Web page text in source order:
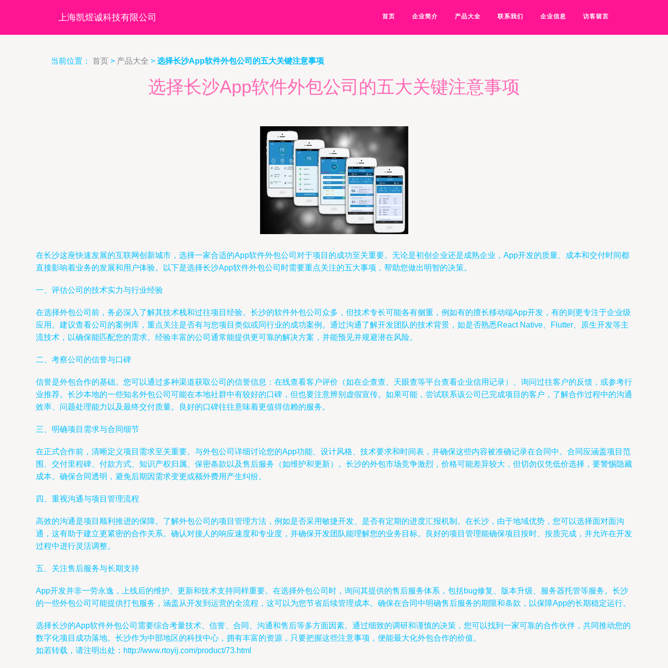
上海凯煜诚科技有限公司 首页 企业简介 产品大全 联系我们 企业信息 访客留言
当前位置： 首页 > 产品大全 > 选择长沙App软件外包公司的五大关键注意事项
选择长沙App软件外包公司的五大关键注意事项
在长沙这座快速发展的互联网创新城市，选择一家合适的App软件外包公司对于项目的成功至关重要。无论是初创企业还是成熟企业，App开发的质量、成本和交付时间都
直接影响着业务的发展和用户体验。以下是选择长沙App软件外包公司时需要重点关注的五大事项，帮助您做出明智的决策。
一、评估公司的技术实力与行业经验
在选择外包公司前，务必深入了解其技术栈和过往项目经验。长沙的软件外包公司众多，但技术专长可能各有侧重，例如有的擅长移动端App开发，有的则更专注于企业级
应用。建议查看公司的案例库，重点关注是否有与您项目类似或同行业的成功案例。通过沟通了解开发团队的技术背景，如是否熟悉React Native、Flutter、原生开发等主
流技术，以确保能匹配您的需求。经验丰富的公司通常能提供更可靠的解决方案，并能预见并规避潜在风险。
二、考察公司的信誉与口碑
信誉是外包合作的基础。您可以通过多种渠道获取公司的信誉信息：在线查看客户评价（如在企查查、天眼查等平台查看企业信用记录）、询问过往客户的反馈，或参考行
业推荐。长沙本地的一些知名外包公司可能在本地社群中有较好的口碑，但也要注意辨别虚假宣传。如果可能，尝试联系该公司已完成项目的客户，了解合作过程中的沟通
效率、问题处理能力以及最终交付质量。良好的口碑往往意味着更值得信赖的服务。
三、明确项目需求与合同细节
在正式合作前，清晰定义项目需求至关重要。与外包公司详细讨论您的App功能、设计风格、技术要求和时间表，并确保这些内容被准确记录在合同中。合同应涵盖项目范
围、交付里程碑、付款方式、知识产权归属、保密条款以及售后服务（如维护和更新）。长沙的外包市场竞争激烈，价格可能差异较大，但切勿仅凭低价选择，要警惕隐藏
成本。确保合同透明，避免后期因需求变更或额外费用产生纠纷。
四、重视沟通与项目管理流程
高效的沟通是项目顺利推进的保障。了解外包公司的项目管理方法，例如是否采用敏捷开发、是否有定期的进度汇报机制。在长沙，由于地域优势，您可以选择面对面沟
通，这有助于建立更紧密的合作关系。确认对接人的响应速度和专业度，并确保开发团队能理解您的业务目标。良好的项目管理能确保项目按时、按质完成，并允许在开发
过程中进行灵活调整。
五、关注售后服务与长期支持
App开发并非一劳永逸，上线后的维护、更新和技术支持同样重要。在选择外包公司时，询问其提供的售后服务体系，包括bug修复、版本升级、服务器托管等服务。长沙
的一些外包公司可能提供打包服务，涵盖从开发到运营的全流程，这可以为您节省后续管理成本。确保在合同中明确售后服务的期限和条款，以保障App的长期稳定运行。
选择长沙的App软件外包公司需要综合考量技术、信誉、合同、沟通和售后等多方面因素。通过细致的调研和谨慎的决策，您可以找到一家可靠的合作伙伴，共同推动您的
数字化项目成功落地。长沙作为中部地区的科技中心，拥有丰富的资源，只要把握这些注意事项，便能最大化外包合作的价值。
如若转载，请注明出处：http://www.rtoyij.com/product/73.html